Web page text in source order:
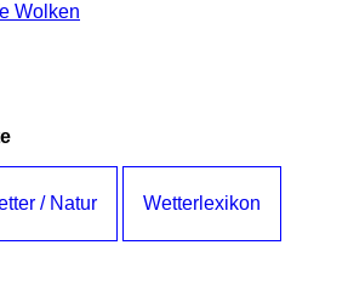
Wolken
/ Natur Wetterlexikon